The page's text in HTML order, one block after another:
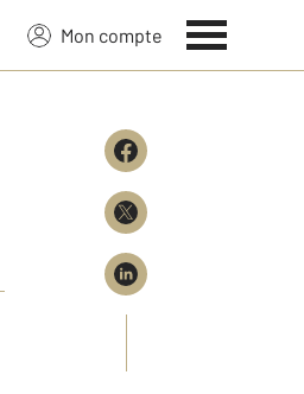
Mon compte